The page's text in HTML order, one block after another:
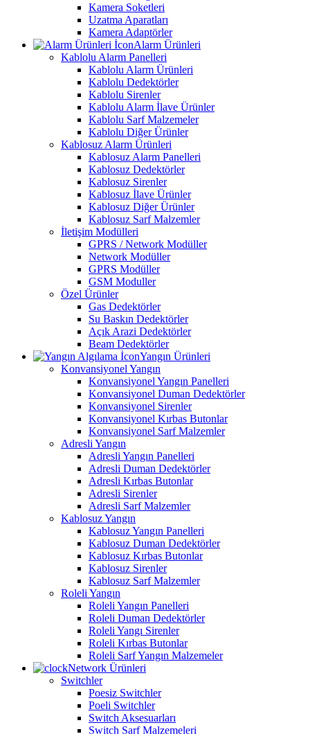
Kamera Soketleri
Uzatma Aparatları
Kamera Adaptörler
Alarm Ürünleri
Kablolu Alarm Panelleri
Kablolu Alarm Ürünleri
Kablolu Dedektörler
Kablolu Sirenler
Kablolu Alarm İlave Ürünler
Kablolu Sarf Malzemeler
Kablolu Diğer Ürünler
Kablosuz Alarm Ürünleri
Kablosuz Alarm Panelleri
Kablosuz Dedektörler
Kablosuz Sirenler
Kablosuz İlave Ürünler
Kablosuz Diğer Ürünler
Kablosuz Sarf Malzemler
İletişim Modülleri
GPRS / Network Modüller
Network Modüller
GPRS Modüller
GSM Moduller
Özel Ürünler
Gas Dedektörler
Su Baskın Dedektörler
Açık Arazi Dedektörler
Beam Dedektörler
Yangın Ürünleri
Konvansiyonel Yangın
Konvansiyonel Yangın Panelleri
Konvansiyonel Duman Dedektörler
Konvansiyonel Sirenler
Konvansiyonel Kırbas Butonlar
Konvansiyonel Sarf Malzemler
Adresli Yangın
Adresli Yangın Panelleri
Adresli Duman Dedektörler
Adresli Kırbas Butonlar
Adresli Sirenler
Adresli Sarf Malzemler
Kablosuz Yangın
Kablosuz Yangın Panelleri
Kablosuz Duman Dedektörler
Kablosuz Kırbas Butonlar
Kablosuz Sirenler
Kablosuz Sarf Malzemler
Roleli Yangın
Roleli Yangın Panelleri
Roleli Duman Dedektörler
Roleli Yangı Sirenler
Roleli Kırbas Butonlar
Roleli Sarf Yangın Malzemeler
Network Ürünleri
Switchler
Poesiz Switchler
Poeli Switchler
Switch Aksesuarları
Switch Sarf Malzemeleri